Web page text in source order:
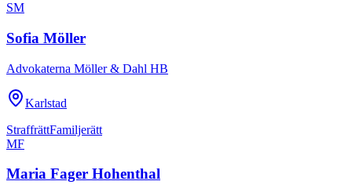
SM
Sofia Möller
Advokaterna Möller & Dahl HB
Karlstad
StraffrättFamiljerätt
MF
Maria Fager Hohenthal